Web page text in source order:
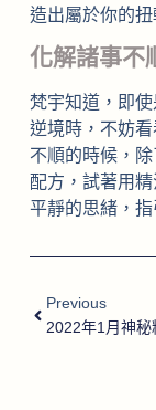
造出屬於你的扭
化解諸事不
梵宇知道，即
逆境時，不妨
不順的時候，
配方，試著用
平靜的思緒，
Previous